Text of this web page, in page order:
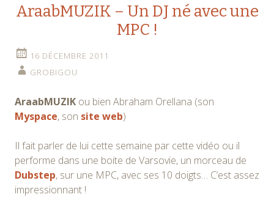
AraabMUZIK – Un DJ né avec une
MPC !
16 DÉCEMBRE 2011
GROBIGOU
AraabMUZIK ou bien Abraham Orellana (son
Myspace, son site web)
Il fait parler de lui cette semaine par cette vidéo ou il
performe dans une boite de Varsovie, un morceau de
Dubstep, sur une MPC, avec ses 10 doigts… C’est assez
impressionnant !